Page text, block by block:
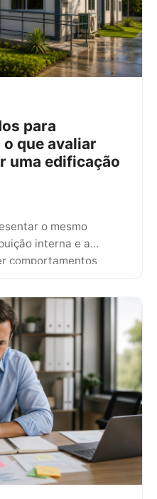
para
que avaliar
uma edificação
o mesmo
interna e a
comportamentos